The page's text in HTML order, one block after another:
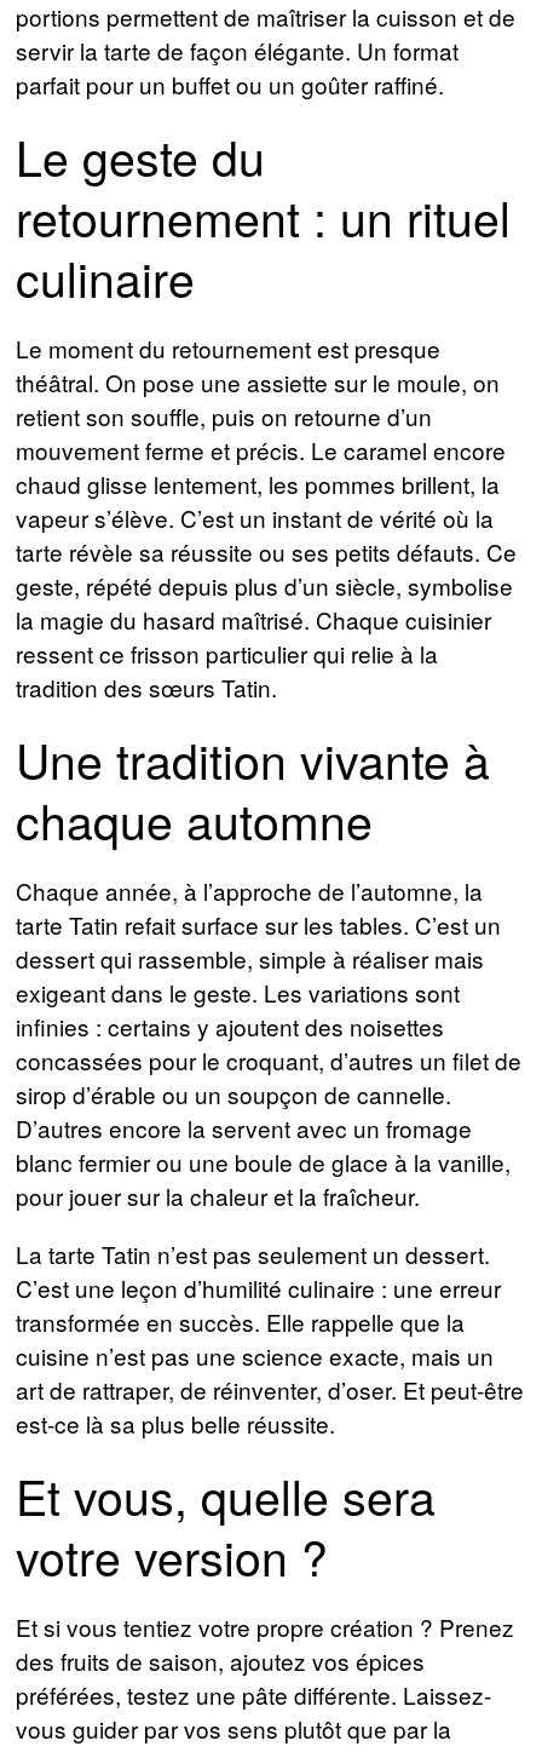
portions permettent de maîtriser la cuisson et de
servir la tarte de façon élégante. Un format
parfait pour un buffet ou un goûter raffiné.
Le geste du
retournement : un rituel
culinaire
Le moment du retournement est presque
théâtral. On pose une assiette sur le moule, on
retient son souffle, puis on retourne d’un
mouvement ferme et précis. Le caramel encore
chaud glisse lentement, les pommes brillent, la
vapeur s’élève. C’est un instant de vérité où la
tarte révèle sa réussite ou ses petits défauts. Ce
geste, répété depuis plus d’un siècle, symbolise
la magie du hasard maîtrisé. Chaque cuisinier
ressent ce frisson particulier qui relie à la
tradition des sœurs Tatin.
Une tradition vivante à
chaque automne
Chaque année, à l’approche de l’automne, la
tarte Tatin refait surface sur les tables. C’est un
dessert qui rassemble, simple à réaliser mais
exigeant dans le geste. Les variations sont
infinies : certains y ajoutent des noisettes
concassées pour le croquant, d’autres un filet de
sirop d’érable ou un soupçon de cannelle.
D’autres encore la servent avec un fromage
blanc fermier ou une boule de glace à la vanille,
pour jouer sur la chaleur et la fraîcheur.
La tarte Tatin n’est pas seulement un dessert.
C’est une leçon d’humilité culinaire : une erreur
transformée en succès. Elle rappelle que la
cuisine n’est pas une science exacte, mais un
art de rattraper, de réinventer, d’oser. Et peut-être
est-ce là sa plus belle réussite.
Et vous, quelle sera
votre version ?
Et si vous tentiez votre propre création ? Prenez
des fruits de saison, ajoutez vos épices
préférées, testez une pâte différente. Laissez-
vous guider par vos sens plutôt que par la